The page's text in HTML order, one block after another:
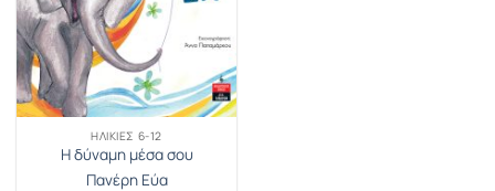
ΗΛΙΚΊΕΣ 6-12
Η δύναμη μέσα σου
Πανέρη Εύα